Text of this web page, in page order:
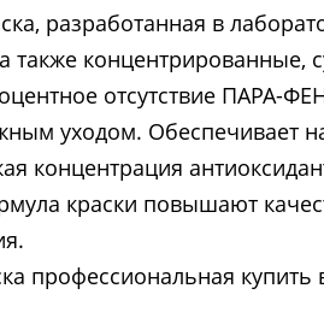
разработанная в
также концентрированные,
отсутствие ПАРА-
уходом. Обеспечивает
концентрация
краски повышают
профессиональная купить